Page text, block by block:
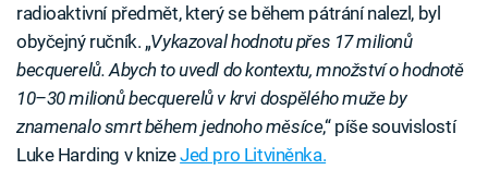
radioaktivní předmět, který se během pátrání nalezl, byl
obyčejný ručník. „Vykazoval hodnotu přes 17 milionů
becquerelů. Abych to uvedl do kontextu, množství o hodnotě
10–30 milionů becquerelů v krvi dospělého muže by
znamenalo smrt během jednoho měsíce,“ píše souvislostí
Luke Harding v knizeJed pro Litviněnka.